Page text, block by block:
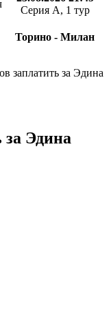
Серия А, 1 тур
Торино - Милан
заплатить за Эдина
за Эдина